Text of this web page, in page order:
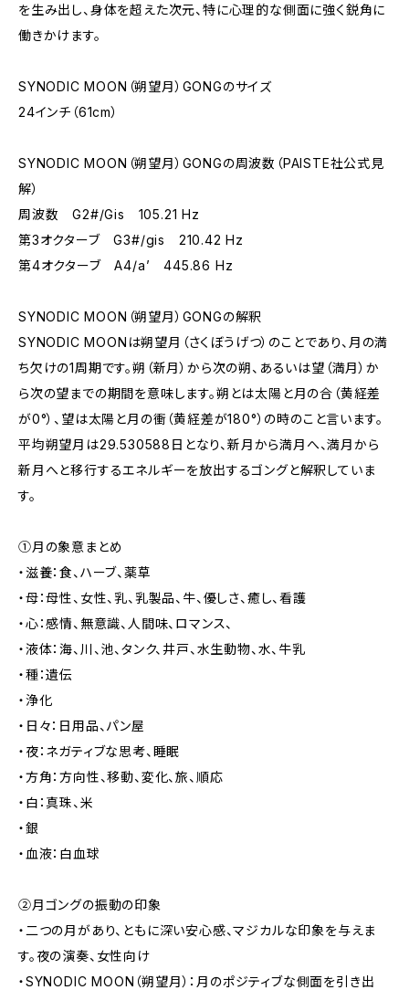
を生み出し、身体を超えた次元、特に心理的な側面に強く鋭角に
働きかけます。
SYNODIC MOON（朔望月）GONGのサイズ
24インチ（61cm）
SYNODIC MOON（朔望月）GONGの周波数（PAISTE社公式見
解）
周波数 G2#/Gis 105.21 Hz
第3オクターブ G3#/gis 210.42 Hz
第4オクターブ A4/a’ 445.86 Hz
SYNODIC MOON（朔望月）GONGの解釈
SYNODIC MOONは朔望月（さくぼうげつ）のことであり、月の満
ち欠けの1周期です。朔（新月）から次の朔、あるいは望（満月）か
ら次の望までの期間を意味します。朔とは太陽と月の合（黄経差
が0°）、望は太陽と月の衝（黄経差が180°）の時のこと言います。
平均朔望月は29.530588日となり、新月から満月へ、満月から
新月へと移行するエネルギーを放出するゴングと解釈していま
す。
①月の象意まとめ
・滋養：食、ハーブ、薬草
・母：母性、女性、乳、乳製品、牛、優しさ、癒し、看護
・心：感情、無意識、人間味、ロマンス、
・液体：海、川、池、タンク、井戸、水生動物、水、牛乳
・種：遺伝
・浄化
・日々：日用品、パン屋
・夜：ネガティブな思考、睡眠
・方角：方向性、移動、変化、旅、順応
・白：真珠、米
・銀
・血液：白血球
②月ゴングの振動の印象
・二つの月があり、ともに深い安心感、マジカルな印象を与えま
す。夜の演奏、女性向け
・SYNODIC MOON（朔望月）：月のポジティブな側面を引き出